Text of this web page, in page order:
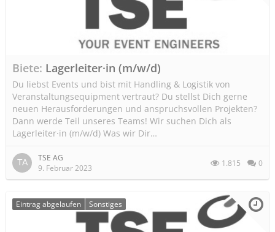
Biete Lagerleiter·in (m/w/d)
Du liebst Events und bist mit Handling & Logistik von
Veranstaltungsequipment vertraut? Du stellst Dich gerne
neuen Herausforderungen und anspruchsvollen Projekten?
Dann werde Teil unseres Teams! Wir suchen Dich als
Lagerleiter·in (m/w/d) Was wir Dir…
TSE AG
9. Februar 2023
1.815 0
Eintrag abgelaufen Sonstiges